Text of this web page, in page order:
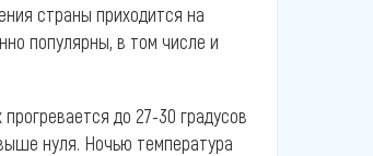
страны приходится на
популярны, в том числе и
до 27-30 градусов
нуля. Ночью температура